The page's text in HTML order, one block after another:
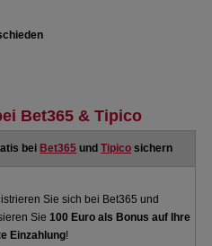
Bet365 & Tipico
bei Bet365 undTipico sichern
Sie sich bei Bet365 und
Sie100 Euro als Bonus auf Ihre
Einzahlung!